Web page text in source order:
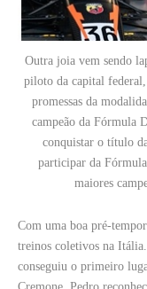
Outra joia vem sendo
piloto da capital
promessas da
campeão da Fórmula
conquistar o título
participar da
maiores
Com uma boa pré-
treinos coletivos na
conseguiu o primeiro